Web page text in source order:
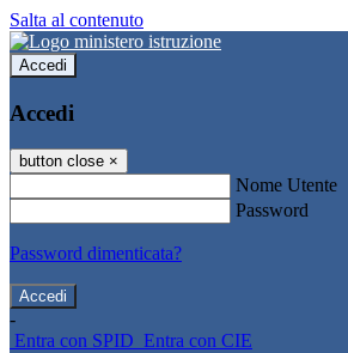
Salta al contenuto
Accedi
Accedi
button close ×
Nome Utente
Password
Password dimenticata?
-
Entra con SPID Entra con CIE